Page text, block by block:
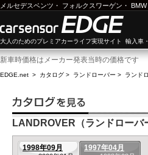
メルセデスベンツ ・ フォルクスワーゲン ・ BMW
大人のためのプレミアカーライフ実現サイト 輸入車
新車時価格はメーカー発表当時の価格です
EDGE.net > カタログ > ランドローバー > ランド
LANDROVER（ランドローバ
1998年09月 1997年04月